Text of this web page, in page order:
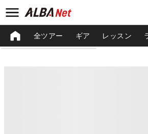
全ツアー ギア レッスン